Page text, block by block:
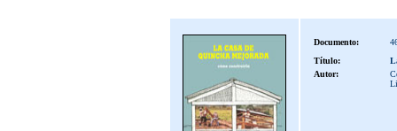
Documento:
Título:
Autor: